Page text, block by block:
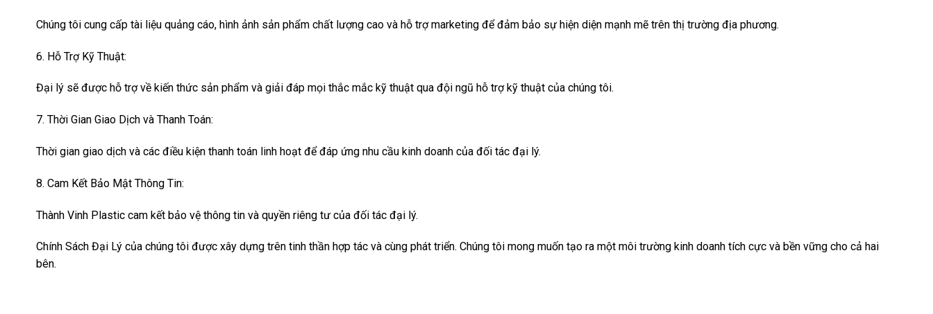
Chúng tôi cung cấp tài liệu quảng cáo, hình ảnh sản phẩm chất lượng cao và hỗ trợ marketing để đảm bảo sự hiện diện mạnh mẽ trên thị trường địa phương.
6. Hỗ Trợ Kỹ Thuật:
Đại lý sẽ được hỗ trợ về kiến thức sản phẩm và giải đáp mọi thắc mắc kỹ thuật qua đội ngũ hỗ trợ kỹ thuật của chúng tôi.
7. Thời Gian Giao Dịch và Thanh Toán:
Thời gian giao dịch và các điều kiện thanh toán linh hoạt để đáp ứng nhu cầu kinh doanh của đối tác đại lý.
8. Cam Kết Bảo Mật Thông Tin:
Thành Vinh Plastic cam kết bảo vệ thông tin và quyền riêng tư của đối tác đại lý.
Chính Sách Đại Lý của chúng tôi được xây dựng trên tinh thần hợp tác và cùng phát triển. Chúng tôi mong muốn tạo ra một môi trường kinh doanh tích cực và bền vững cho cả hai
bên.